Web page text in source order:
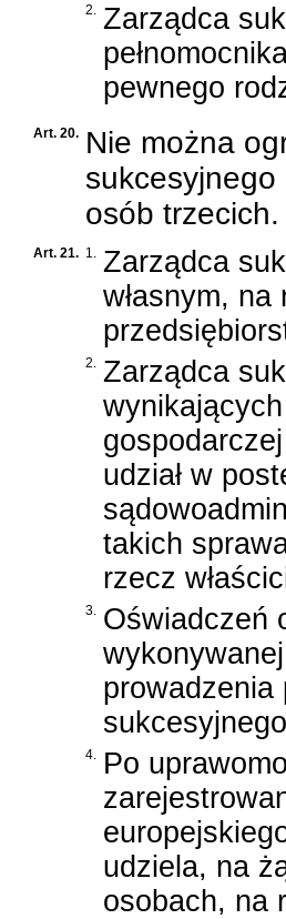
2. Zarządca
pewnego
Art. 20. Nie można
osób trzecich.
Art. 21. 1. Zarządca
własnym, na
2. Zarządca
udział w
takich
rzecz
3. Oświadczeń
prowadzenia
4. Po
udziela, na
osobach, na